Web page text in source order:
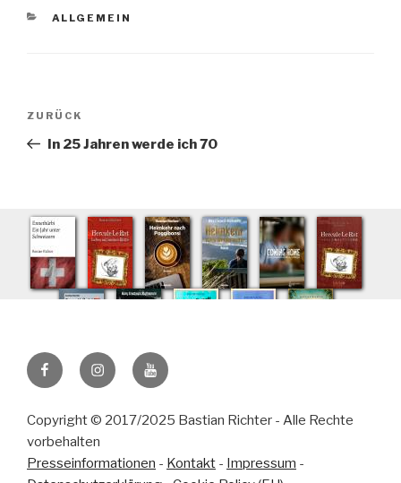
KATEGORIEN
ALLGEMEIN
Beitragsnavigation
Vorheriger
Beitrag
ZURÜCK
In 25 Jahren werde ich 70
Facebook
Instagram
YouTube
Copyright © 2017/2025 Bastian Richter - Alle Rechte
vorbehalten
Presseinformationen - Kontakt - Impressum -